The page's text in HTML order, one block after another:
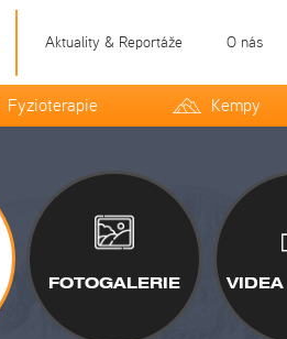
Aktuality & Reportáže O nás
Fyzioterapie Kempy
FOTOGALERIE